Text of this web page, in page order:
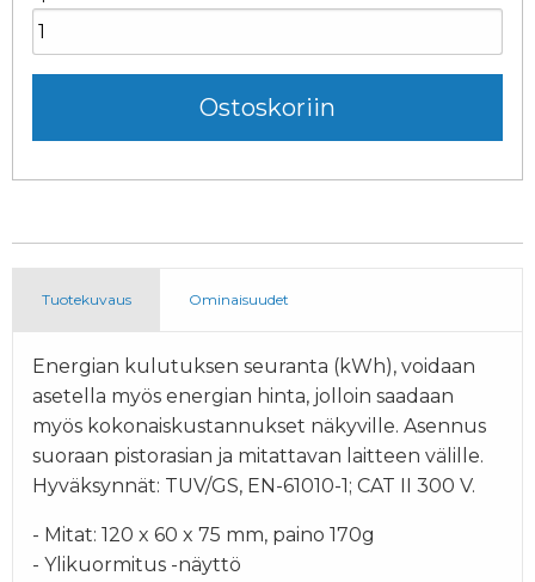
Tuotekuvaus Ominaisuudet
Energian kulutuksen seuranta (kWh), voidaan
asetella myös energian hinta, jolloin saadaan
myös kokonaiskustannukset näkyville. Asennus
suoraan pistorasian ja mitattavan laitteen välille.
Hyväksynnät: TUV/GS, EN-61010-1; CAT II 300 V.
- Mitat: 120 x 60 x 75 mm, paino 170g
- Ylikuormitus -näyttö